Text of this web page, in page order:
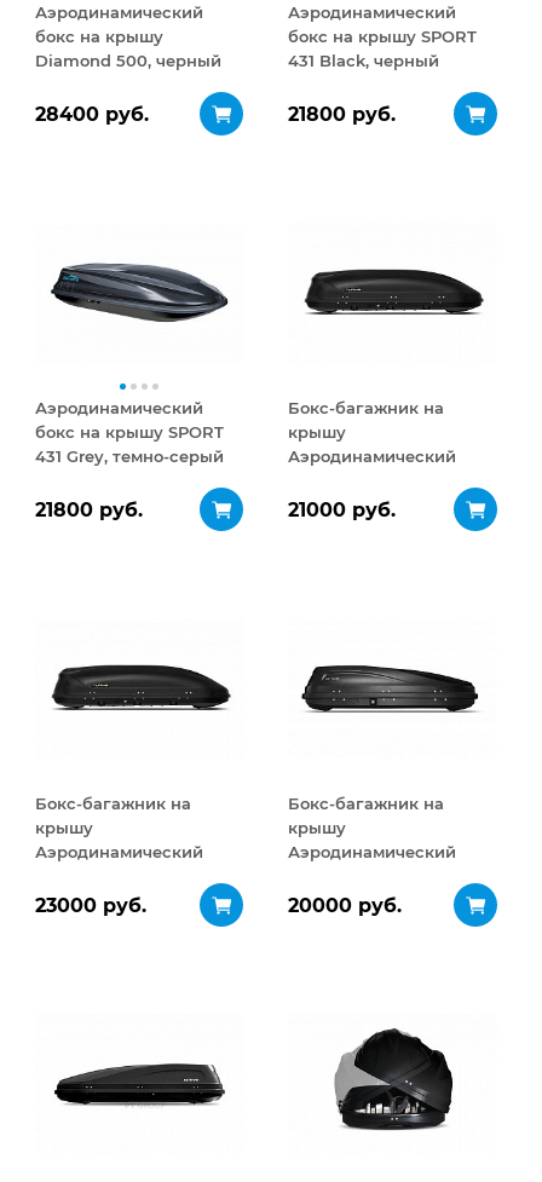
Аэродинамический
бокс на крышу
Diamond 500, черный
28400 руб.
Аэродинамический
бокс на крышу SPORT
431 Black, черный
21800 руб.
Аэродинамический
бокс на крышу SPORT
431 Grey, темно-серый
21800 руб.
Бокс-багажник на
крышу
Аэродинамический
21000 руб.
Бокс-багажник на
крышу
Аэродинамический
ДВУСТОРОННЕЕ
23000 руб.
Бокс-багажник на
крышу
Аэродинамический
ДВУСТОРОННЕЕ
20000 руб.